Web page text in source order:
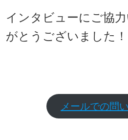
インタビューにご協
がとうございました！
メールでの問